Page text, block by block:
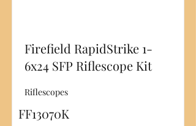
Firefield RapidStrike 1-
6x24 SFP Riflescope Kit
Riflescopes
FF13070K